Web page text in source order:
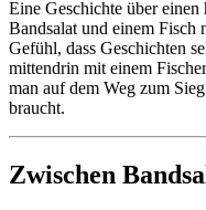
Eine Geschichte über
Bandsalat und einem Fisch
Gefühl, dass Geschichten
mittendrin mit einem
man auf dem Weg zum
braucht.
Zwischen